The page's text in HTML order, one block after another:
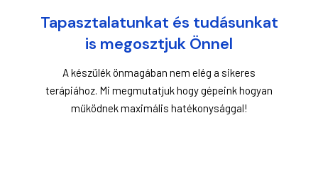
Tapasztalatunkat és tudásunkat
is megosztjuk Önnel
A készülék önmagában nem elég a sikeres
terápiához. Mi megmutatjuk hogy gépeink hogyan
működnek maximális hatékonysággal!